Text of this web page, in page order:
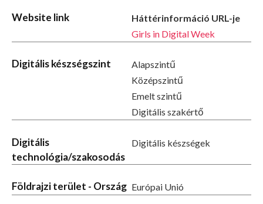
Website link
Háttérinformáció URL-je
Girls in Digital Week
Digitális készségszint
Alapszintű
Középszintű
Emelt szintű
Digitális szakértő
Digitális
technológia/szakosodás
Digitális készségek
Földrajzi terület - Ország Európai Unió